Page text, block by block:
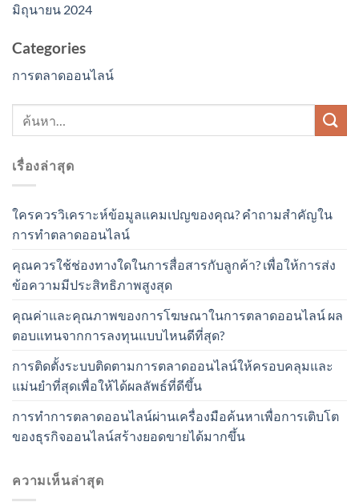
มิถุนายน 2024
Categories
การตลาดออนไลน์
เรื่องล่าสุด
ใครควรวิเคราะห์ข้อมูลแคมเปญของคุณ? คำถามสำคัญใน
การทำตลาดออนไลน์
คุณควรใช้ช่องทางใดในการสื่อสารกับลูกค้า? เพื่อให้การส่ง
ข้อความมีประสิทธิภาพสูงสุด
คุณค่าและคุณภาพของการโฆษณาในการตลาดออนไลน์ ผล
ตอบแทนจากการลงทุนแบบไหนดีที่สุด?
การติดตั้งระบบติดตามการตลาดออนไลน์ให้ครอบคลุมและ
แม่นยำที่สุดเพื่อให้ได้ผลลัพธ์ที่ดีขึ้น
การทำการตลาดออนไลน์ผ่านเครื่องมือค้นหาเพื่อการเติบโต
ของธุรกิจออนไลน์สร้างยอดขายได้มากขึ้น
ความเห็นล่าสุด